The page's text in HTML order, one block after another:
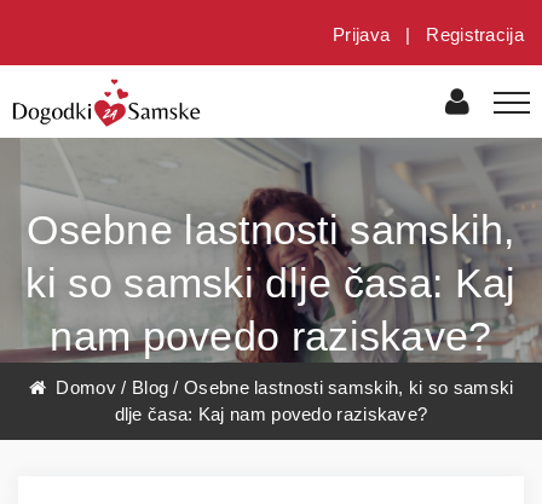
Prijava | Registracija
Osebne lastnosti samskih,
ki so samski dlje časa: Kaj
nam povedo raziskave?
Domov / Blog /Osebne lastnosti samskih, ki so samski
dlje časa: Kaj nam povedo raziskave?